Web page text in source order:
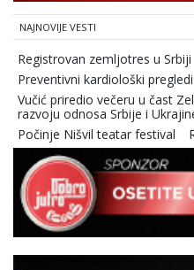
NAJNOVIJE VESTI
Registrovan zemljotres u Srbiji
Preventivni kardiološki
Vučić priredio večeru u čast
razvoju odnosa Srbije i
Počinje Nišvil teatar festival